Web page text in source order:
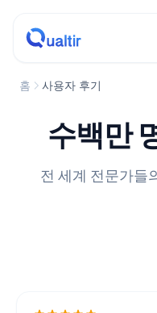
홈 사용자 후기
수백만
전 세계 전문가들